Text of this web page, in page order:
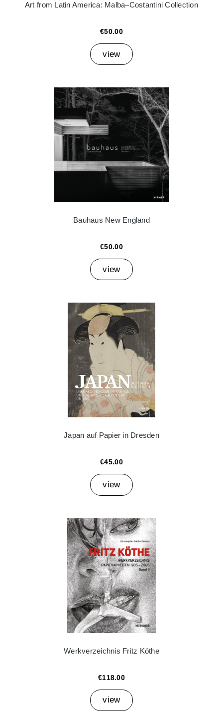
Art from Latin America: Malba–Costantini Collection
€50.00
view
Bauhaus New England
€50.00
view
Japan auf Papier in Dresden
€45.00
view
Werkverzeichnis Fritz Köthe
€118.00
view